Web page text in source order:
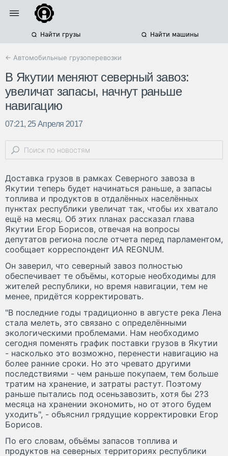
Найти грузы Найти машины
← Автомобильные грузоперевозки
В Якутии меняют северный завоз:
увеличат запасы, начнут раньше
навигацию
07:21, 25 Апреля 2017
Доставка грузов в рамках Северного завоза в
Якутии теперь будет начинаться раньше, а запасы
топлива и продуктов в отдалённых населённых
пунктах республики увеличат так, чтобы их хватало
ещё на месяц. Об этих планах рассказал глава
Якутии Егор Борисов, отвечая на вопросы
депутатов региона после отчета перед парламентом,
сообщает корреспондент ИА REGNUM.
Он заверил, что северный завоз полностью
обеспечивает те объёмы, которые необходимы для
жителей республики, но время навигации, тем не
менее, придётся корректировать.
"В последние годы традиционно в августе река Лена
стала мелеть, это связано с определёнными
экологическими проблемами. Нам необходимо
сегодня поменять график поставки грузов в Якутии
- насколько это возможно, перенести навигацию на
более ранние сроки. Но это чревато другими
последствиями - чем раньше покупаем, тем больше
тратим на хранение, и затраты растут. Поэтому
раньше пытались под осеньзавозить, хотя бы 2?3
месяца на хранении экономить, но от этого будем
уходить", - объяснил грядущие корректировки Егор
Борисов.
По его словам, объёмы запасов топлива и
продуктов на северных территориях республики